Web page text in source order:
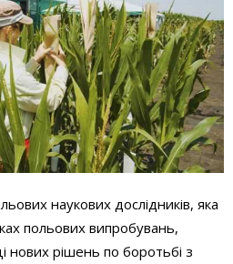
наукових дослідників, яка
польових випробувань,
нових рішень по боротьбі з